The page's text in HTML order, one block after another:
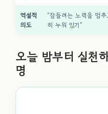
역설적
의도
"잠들려는 노력을 멈
히 누워 있기"
오늘 밤부터 실천
명